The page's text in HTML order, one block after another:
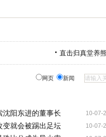
直击归真堂养
网页 新闻
10-07-
沈阳东进的董事长
10-07-
变就会被踢出足坛